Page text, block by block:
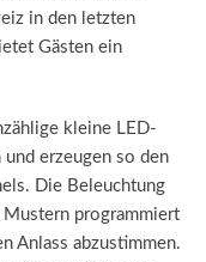
in den letzten
Gästen ein
kleine LED-
erzeugen so den
Die Beleuchtung
Mustern programmiert
Anlass abzustimmen.